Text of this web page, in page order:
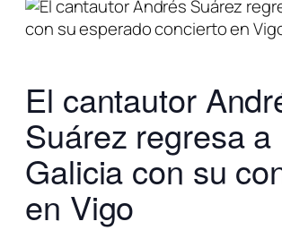
El cantautor
Suárez regresa a
Galicia con su
en Vigo